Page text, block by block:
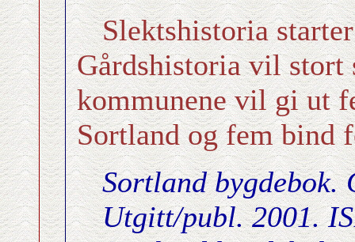
Slektshistoria
Gårdshistoria vil stort
kommunene vil gi ut
Sortland og fem bind
Sortland bygdebok.
Utgitt/publ. 2001.